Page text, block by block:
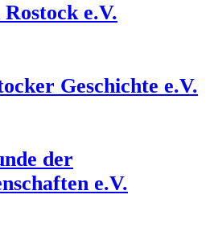
e.V.
Geschichte e.V.
der
e.V.